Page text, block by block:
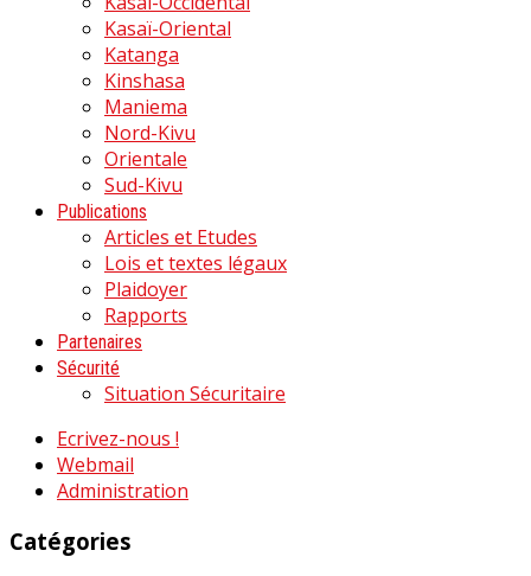
Kasaï-Oriental
Katanga
Kinshasa
Maniema
Nord-Kivu
Orientale
Sud-Kivu
Publications
Articles et Etudes
Lois et textes légaux
Plaidoyer
Rapports
Partenaires
Sécurité
Situation Sécuritaire
Ecrivez-nous !
Webmail
Administration
Catégories